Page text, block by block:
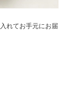
れてお手元にお届